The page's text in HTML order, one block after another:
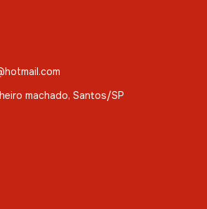
machado, Santos/SP